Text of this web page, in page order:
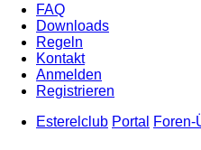
FAQ
Downloads
Regeln
Kontakt
Anmelden
Registrieren
Esterelclub Portal Foren-